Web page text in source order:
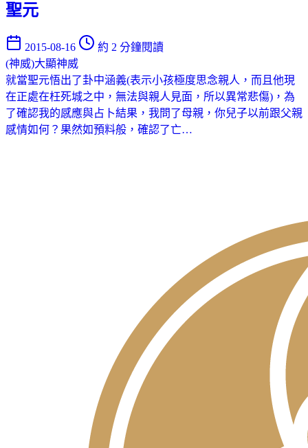
聖元
2015-08-16
約 2 分鐘閱讀
(神威)大顯神威
就當聖元悟出了卦中涵義(表示小孩極度思念親人，而且他現
在正處在枉死城之中，無法與親人見面，所以異常悲傷)，為
了確認我的感應與占卜結果，我問了母親，你兒子以前跟父親
感情如何？果然如預料般，確認了亡…